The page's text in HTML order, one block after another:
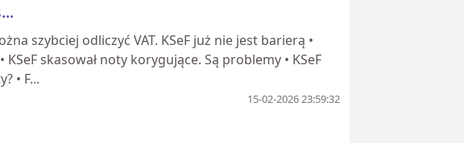
szybciej odliczyć VAT. KSeF już nie jest barierą •
skasował noty korygujące. Są problemy • KSeF
• F...
15-02-2026 23:59:32